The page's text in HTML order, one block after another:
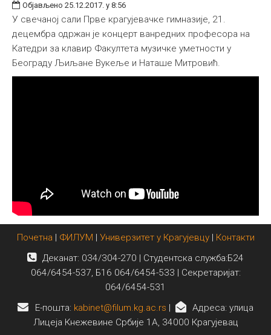
Издаваштво
Библиотека
Студенти
Објављено 25.12.2017. у 8:56
У свечаној сали Прве крагујевачке гимназије, 21.
децембра одржан је концерт ванредних професора на
Катедри за клавир Факултета музичке уметности у
Београду Љиљане Вукеље и Наташе Митровић.
Почетна | ФИЛУМ | Универзитет у Крагујевцу| Контакти
Деканат: 034/304-270 | Студентска служба:Б24
064/6454-537, Б16 064/6454-533 | Секретаријат:
064/6454-531
E-пошта: kabinet@filum.kg.ac.rs |
Адреса: улица
Лицеја Кнежевине Србије 1А, 34000 Крагујевац